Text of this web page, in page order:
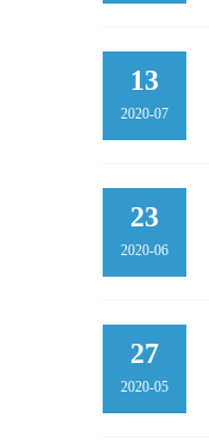
13
2020-07
23
2020-06
27
2020-05